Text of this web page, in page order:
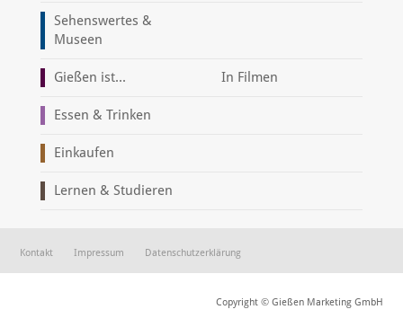
Sehenswertes &
Museen
Gießen ist... In Filmen
Essen & Trinken
Einkaufen
Lernen & Studieren
Kontakt Impressum Datenschutzerklärung
Copyright © Gießen Marketing GmbH